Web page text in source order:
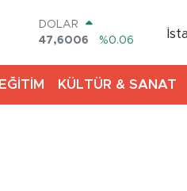
DOLAR
47,6006
%0.06
STERLİN
64,2398
%0.2
EĞİTİM KÜLTÜR & SANAT